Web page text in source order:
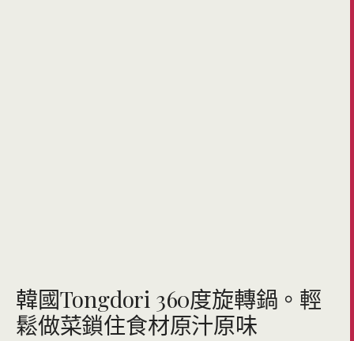
韓國Tongdori 360度旋轉鍋。輕
鬆做菜鎖住食材原汁原味